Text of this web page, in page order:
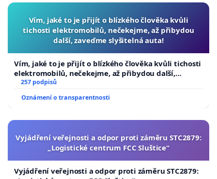
Vím, jaké to je přijít o blízkého člověka kvůli
tichosti elektromobilů, nečekejme, až přibydou
další, zaveďme slyšitelná auta!
Vím, jaké to je přijít o blízkého člověka kvůli tichosti
elektromobilů, nečekejme, až přibydou další,
zaveďme slyšitelná auta!
257 podpisů
Oznámení o transparentnosti
Vyjádření veřejnosti a odpor proti záměru STC2879:
„Logistické centrum FCC Sluštice“
Vyjádření veřejnosti a odpor proti záměru STC2879: